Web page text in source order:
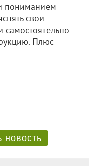
пониманием
свои
самостоятельно
Плюс
новость